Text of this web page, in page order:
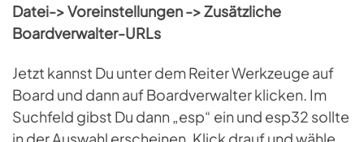
Datei-> Voreinstellungen -> Zusätzliche
Boardverwalter-URLs
Jetzt kannst Du unter dem Reiter Werkzeuge auf
Board und dann auf Boardverwalter klicken. Im
Suchfeld gibst Du dann „esp“ ein und esp32 sollte